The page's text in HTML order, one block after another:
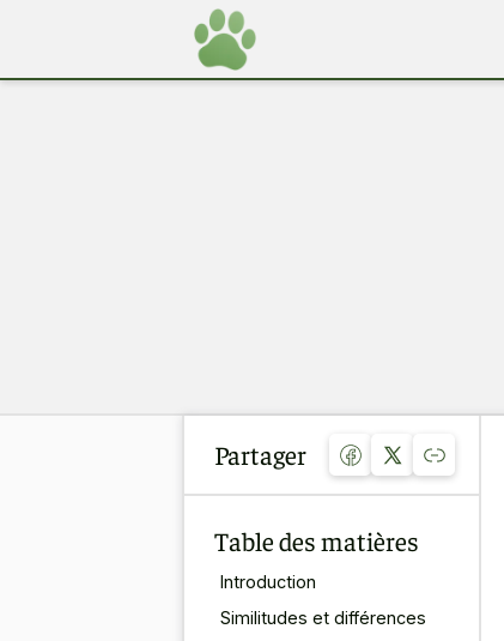
Partager
Table des matières
Introduction
Similitudes et différences